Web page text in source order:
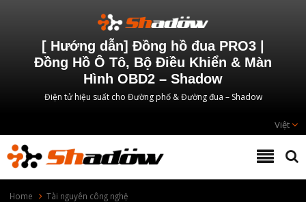
[ Hướng dẫn] Đồng hồ đua PRO3 |
Đồng Hồ Ô Tô, Bộ Điều Khiển & Màn
Hình OBD2 – Shadow
Điện tử hiệu suất cho Đường phố & Đường đua – Shadow
Việt
Home Tài nguyên công nghệ